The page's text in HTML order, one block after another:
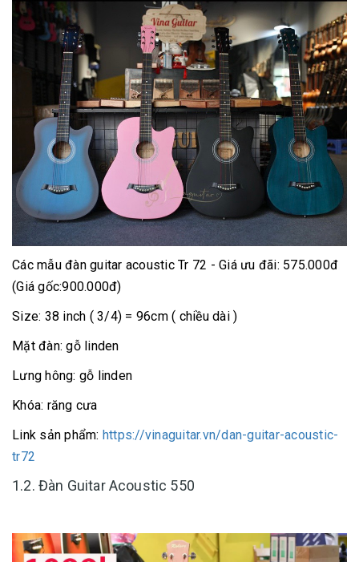
Các mẫu đàn guitar acoustic Tr 72 - Giá ưu đãi: 575.000đ
(Giá gốc:900.000đ)
Size: 38 inch ( 3/4) = 96cm ( chiều dài )
Mặt đàn: gỗ linden
Lưng hông: gỗ linden
Khóa: răng cưa
Link sản phẩm: https://vinaguitar.vn/dan-guitar-acoustic-
tr72
1.2. Đàn Guitar Acoustic 550